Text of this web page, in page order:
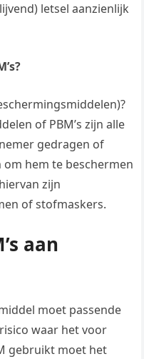
letsel aanzienlijk
of PBM’s zijn alle
gedragen of
hem te beschermen
zijn
of stofmaskers.
aan
moet passende
waar het voor
gebruikt moet het